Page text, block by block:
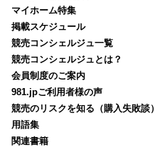
マイホーム特集
掲載スケジュール
競売コンシェルジュ一覧
競売コンシェルジュとは？
会員制度のご案内
981.jpご利用者様の声
競売のリスクを知る（購入失敗談）
用語集
関連書籍